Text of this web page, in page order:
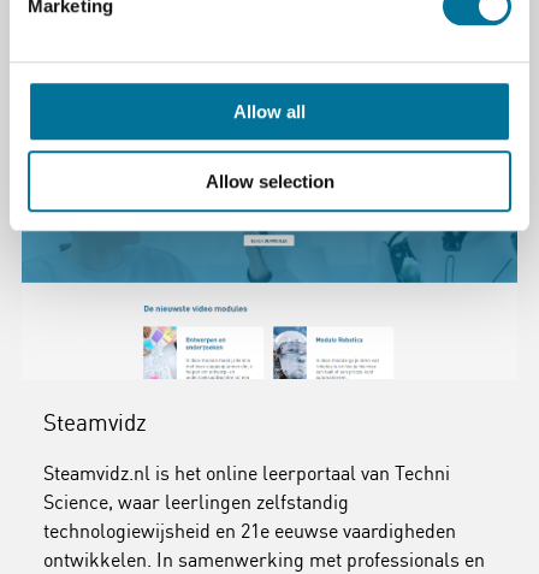
Marketing
Allow all
Allow selection
Steamvidz
Steamvidz.nl is het online leerportaal van Techni
Science, waar leerlingen zelfstandig
technologiewijsheid en 21e eeuwse vaardigheden
ontwikkelen. In samenwerking met professionals en